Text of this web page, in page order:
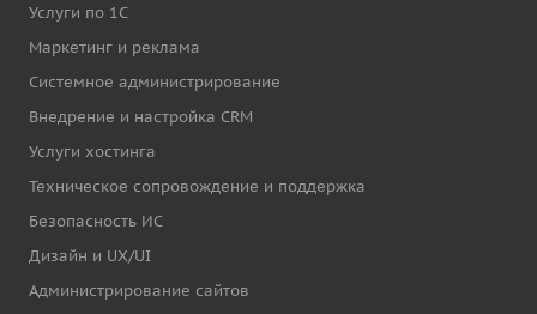
Услуги по 1С
Маркетинг и реклама
Системное администрирование
Внедрение и настройка CRM
Услуги хостинга
Техническое сопровождение и поддержка
Безопасность ИС
Дизайн и UX/UI
Администрирование сайтов